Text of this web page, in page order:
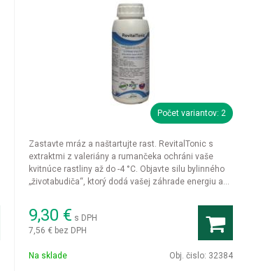
Počet variantov: 2
Zastavte mráz a naštartujte rast. RevitalTonic s
extraktmi z valeriány a rumančeka ochráni vaše
kvitnúce rastliny až do -4 °C. Objavte silu bylinného
„životabudiča“, ktorý dodá vašej záhrade energiu a
9,30 € s DPH
7,56 € bez DPH
Na sklade Obj. čislo: 32384